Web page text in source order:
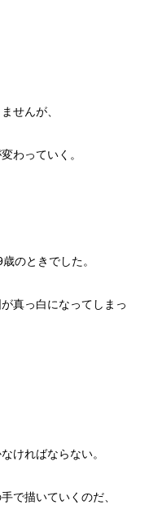
せんが、
わっていく。
のときでした。
真っ白になってしまっ
ければならない。
で描いていくのだ、